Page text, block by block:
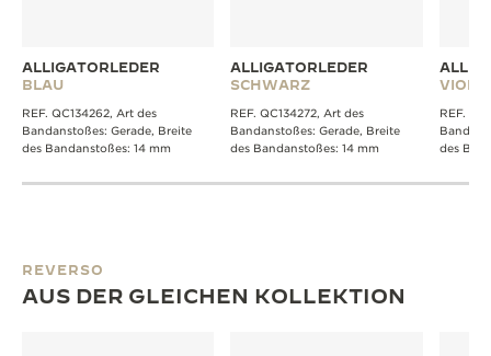
ALLIGATORLEDER
BLAU
REF. QC134262, Art des
Bandanstoßes: Gerade, Breite
des Bandanstoßes: 14 mm
ALLIGATORLEDER
SCHWARZ
REF. QC134272, Art des
Bandanstoßes: Gerade, Breite
des Bandanstoßes: 14 mm
REF.
des
REVERSO
AUS DER GLEICHEN KOLLEKTION